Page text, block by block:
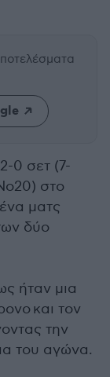
0 σετ (7-
στο
ματς
δύο
ήταν μια
και τον
την
του αγώνα.